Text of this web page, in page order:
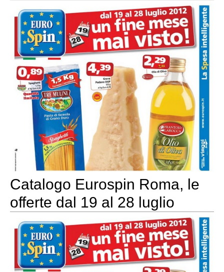
Catalogo Eurospin Roma, le
offerte dal 19 al 28 luglio